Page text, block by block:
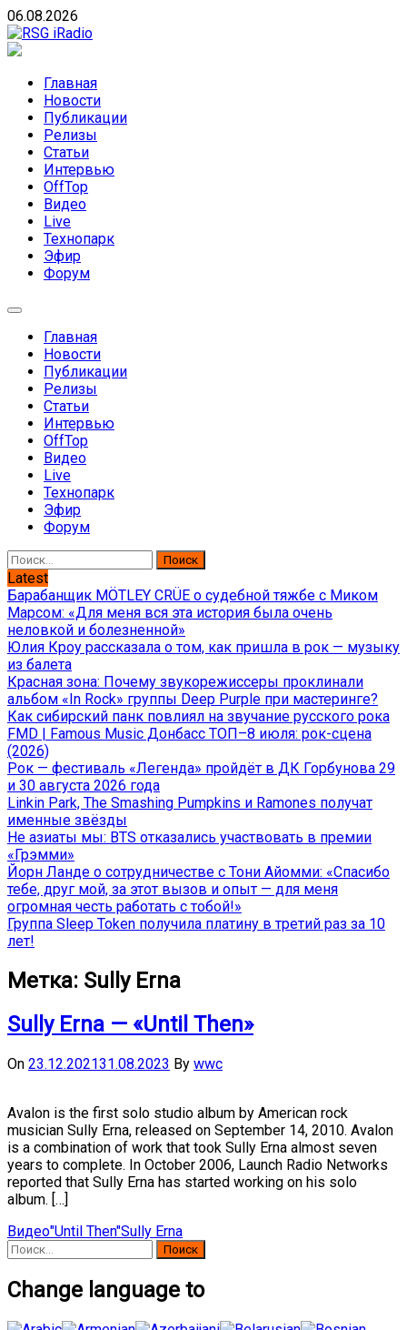
Skip
to
content
06.08.2026
направлений без возрастных ограничений
Главная
Новости
Публикации
Релизы
Статьи
Интервью
OffTop
Видео
Live
Технопарк
Эфир
Форум
Главная
Новости
Публикации
Релизы
Статьи
Интервью
OffTop
Видео
Live
Технопарк
Эфир
Форум
Найти:
Latest
Барабанщик MÖTLEY CRÜE о судебной тяжбе с Миком
Марсом: «Для меня вся эта история была очень
неловкой и болезненной»
Юлия Кроу рассказала о том, как пришла в рок — музыку
из балета
Красная зона: Почему звукорежиссеры проклинали
альбом «In Rock» группы Deep Purple при мастеринге?
Как сибирский панк повлиял на звучание русского рока
FMD | Famous Music Донбасс ТОП–8 июля: рок-сцена
(2026)
Рок — фестиваль «Легенда» пройдёт в ДК Горбунова 29
и 30 августа 2026 года
Linkin Park, The Smashing Pumpkins и Ramones получат
именные звёзды
Не азиаты мы: BTS отказались участвовать в премии
«Грэмми»
Йорн Ланде о сотрудничестве с Тони Айомми: «Спасибо
тебе, друг мой, за этот вызов и опыт — для меня
огромная честь работать с тобой!»
Группа Sleep Token получила платину в третий раз за 10
лет!
Метка: Sully Erna
Sully Erna — «Until Then»
On 23.12.202131.08.2023 By wwc
Avalon is the first solo studio album by American rock
musician Sully Erna, released on September 14, 2010. Avalon
is a combination of work that took Sully Erna almost seven
years to complete. In October 2006, Launch Radio Networks
reported that Sully Erna has started working on his solo
album. […]
Видео"Until Then"Sully Erna
Найти:
Change language to